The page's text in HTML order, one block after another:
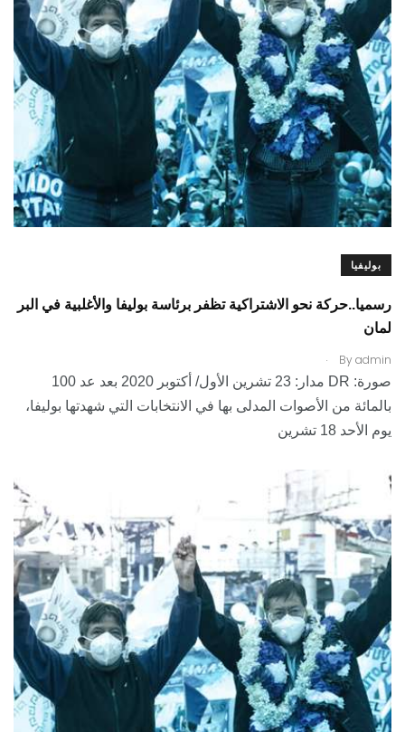
بوليفيا
رسميا..حركة نحو الاشتراكية تظفر برئاسة بوليفا والأغلبية في البر
لمان
By admin
.
صورة: DR مدار: 23 تشرين الأول/ أكتوبر 2020 بعد عد 100
بالمائة من الأصوات المدلى بها في الانتخابات التي شهدتها بوليفا،
يوم الأحد 18 تشرين